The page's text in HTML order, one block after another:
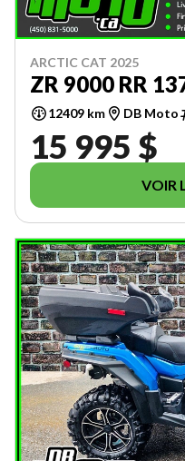
ARCTIC CAT 2025
ZR 9000 RR
12409 km DB Moto
15 995 $
VOIR